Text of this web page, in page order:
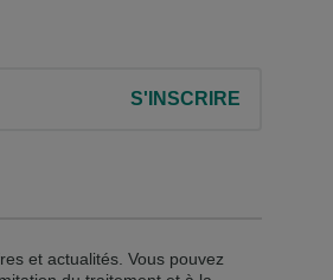
S'INSCRIRE
et actualités. Vous pouvez